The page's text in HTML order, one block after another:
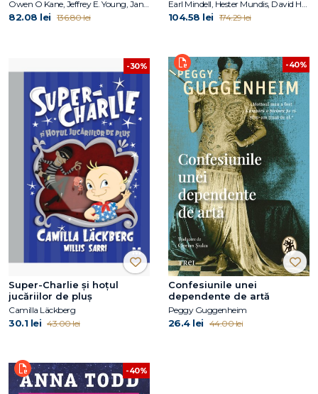
Owen O Kane, Jeffrey E. Young, Janet S. Klosko
82.08 lei 136.80 lei
Earl Mindell, Hester Mundis, David Hoffmann
104.58 lei 174.29 lei
-30%
Super-Charlie și hoțul
jucăriilor de pluș
Camilla Läckberg
30.1 lei 43.00 lei
-40%
Confesiunile unei
dependente de artă
Peggy Guggenheim
26.4 lei 44.00 lei
-40%